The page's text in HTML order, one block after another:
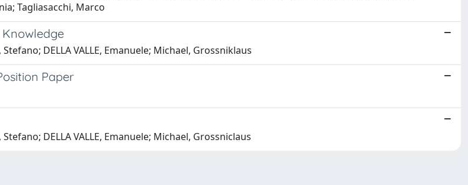
Tagliasacchi, Marco
DELLA VALLE, Emanuele; Michael, Grossniklaus
Paper
DELLA VALLE, Emanuele; Michael, Grossniclaus